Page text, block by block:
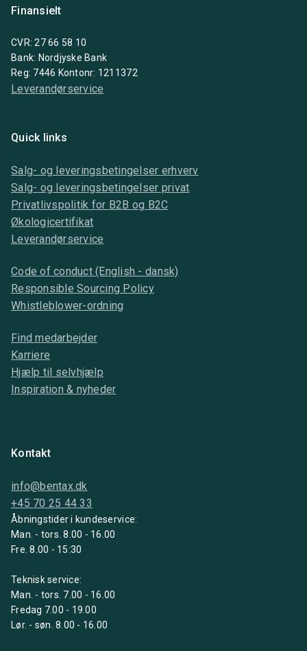
Finansielt
CVR: 27 66 58 10
Bank: Nordjyske Bank
Reg: 7446 Kontonr: 1211372
Leverandørservice
Quick links
Salg- og leveringsbetingelser erhverv
Salg- og leveringsbetingelser privat
Privatlivspolitik for B2B og B2C
Økologicertifikat
Leverandørservice
Code of conduct (English - dansk)
Responsible Sourcing Policy
Whistleblower-ordning
Find medarbejder
Karriere
Hjælp til selvhjælp
Inspiration & nyheder
Kontakt
info@bentax.dk
+45 70 25 44 33
Åbningstider i kundeservice:
Man. - tors. 8.00 - 16.00
Fre. 8.00 - 15:30
Teknisk service:
Man. - tors. 7.00 - 16.00
Fredag 7.00 - 19.00
Lør. - søn. 8.00 - 16.00